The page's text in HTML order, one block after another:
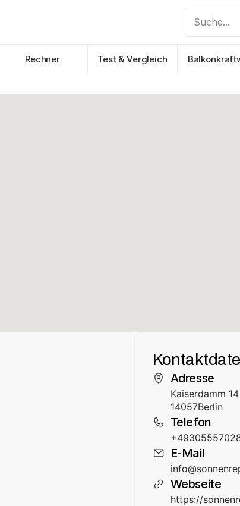
Suche...
Rechner Test & Vergleich
Adresse
Kaiserdamm 14
14057Berlin
Telefon
E-Mail
Webseite
https://